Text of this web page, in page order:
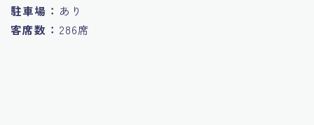
駐車場： あり
客席数： 286席